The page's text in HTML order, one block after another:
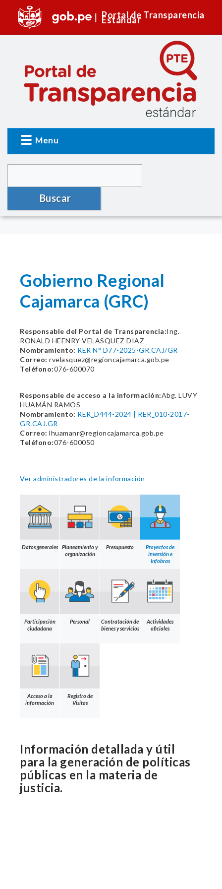
Portal de Transparencia
Estándar
Menu
Buscar
Gobierno Regional
Cajamarca (GRC)
Responsable del Portal de Transparencia:Ing.
RONALD HEENRY VELASQUEZ DIAZ
Nombramiento: RER N° D77-2025-GR.CAJ/GR
Correo: rvelasquez@regioncajamarca.gob.pe
Teléfono:076-600070
Responsable de acceso a la información:Abg. LUVY
HUAMÁN RAMOS
Nombramiento: RER_D444-2024 | RER_010-2017-
GR.CAJ.GR
Correo: lhuamanr@regioncajamarca.gob.pe
Teléfono:076-600050
Ver administradores de la información
Datos generales
Planeamiento y
organización
Presupuesto
Proyectos de
inversión e
Infobras
Participación
ciudadana
Personal
Contratación de
bienes y servicios
Actividades
oficiales
Acceso a la
información
Registro de
Visitas
Información detallada y útil
para la generación de políticas
públicas en la materia de
justicia.